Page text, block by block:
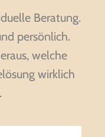
Beratung.
persönlich.
welche
wirklich